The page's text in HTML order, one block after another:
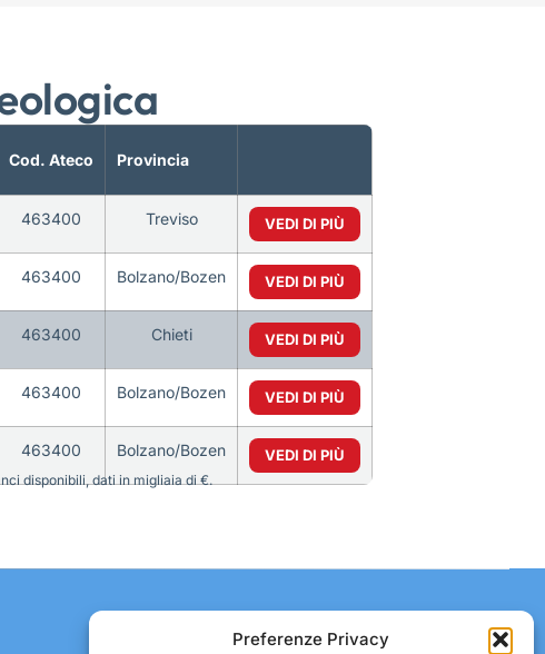
Preferenze Privacy
Cod. Ateco Provincia
463400 Treviso VEDI DI PIÙ
463400 Bolzano/Bozen VEDI DI PIÙ
463400 Chieti VEDI DI PIÙ
463400 Bolzano/Bozen VEDI DI PIÙ
463400 Bolzano/Bozen VEDI DI PIÙ
disponibili, dati in migliaia di €.